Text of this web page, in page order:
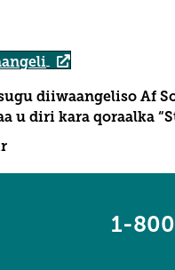
diiwaangeliso Af
u diri kara qoraalka
1-